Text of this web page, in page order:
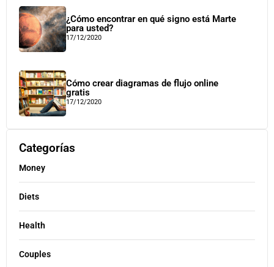
¿Cómo encontrar en qué signo está Marte
para usted?
17/12/2020
Cómo crear diagramas de flujo online
gratis
17/12/2020
Categorías
Money
Diets
Health
Couples